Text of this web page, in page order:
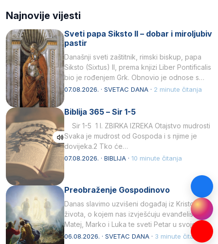
Najnovije vijesti
Sveti papa Siksto II – dobar i miroljubiv
pastir
Današnji sveti zaštitnik, rimski biskup, papa
Siksto (Sixtus) II, prema knjizi Liber Pontificalis
bio je rođenjem Grk. Obnovio je odnose s
afričkim…
07.08.2026. · SVETAC DANA · 2 minute čitanja
Biblija 365 – Sir 1-5
Sir 1-5 1 I. ZBIRKA IZREKA Otajstvo mudrosti
Svaka je mudrost od Gospoda i s njime je
dovijeka.2 Tko će…
07.08.2026. · BIBLIJA · 10 minute čitanja
Preobraženje Gospodinovo
Danas slavimo uzvišeni događaj iz Kristova
života, o kojem nas izvješćuju evanđelisti
Matej, Marko i Luka te sveti Petar u svojoj
drugoj…
06.08.2026. · SVETAC DANA · 3 minute čitanja